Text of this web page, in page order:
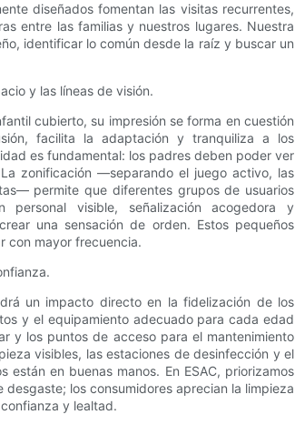
diseñados fomentan las visitas recurrentes,
entre las familias y nuestros lugares. Nuestra
identificar lo común desde la raíz y buscar un
y las líneas de visión.
cubierto, su impresión se forma en cuestión
facilita la adaptación y tranquiliza a los
es fundamental: los padres deben poder ver
zonificación —separando el juego activo, las
permite que diferentes grupos de usuarios
visible, señalización acogedora y
una sensación de orden. Estos pequeños
con mayor frecuencia.
un impacto directo en la fidelización de los
y el equipamiento adecuado para cada edad
y los puntos de acceso para el mantenimiento
visibles, las estaciones de desinfección y el
en buenas manos. En ESAC, priorizamos
los consumidores aprecian la limpieza
y lealtad.